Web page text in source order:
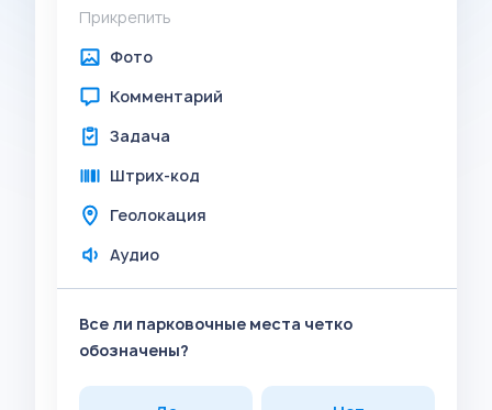
Прикрепить
Фото
Комментарий
Задача
Штрих-код
Геолокация
Аудио
Все ли парковочные места четко
обозначены?